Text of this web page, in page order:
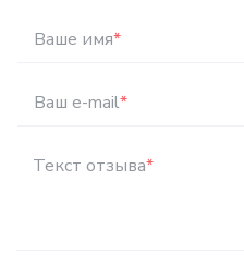
Ваше имя*
Ваш e-mail*
Текст отзыва*